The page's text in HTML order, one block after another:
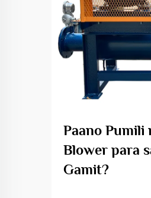
Paano Pumili
Blower para
Gamit?